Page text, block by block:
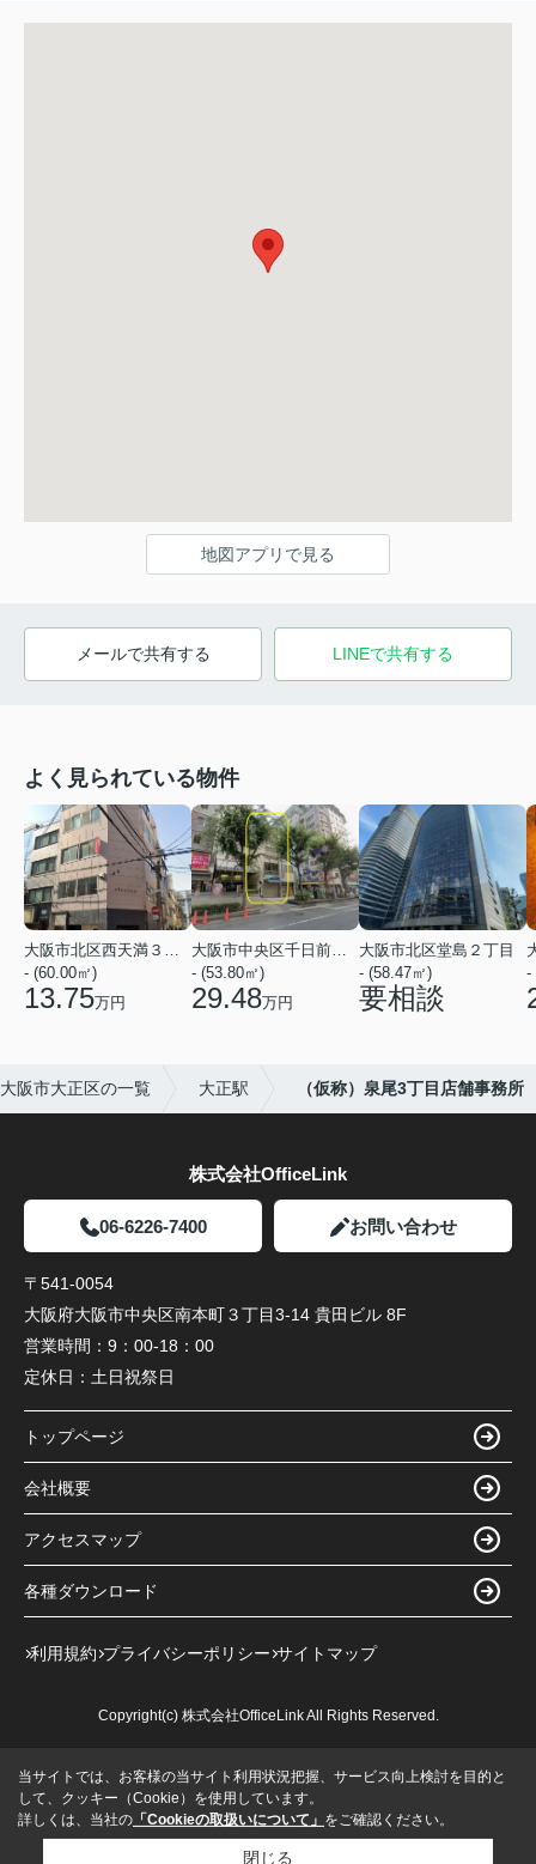
地図アプリで見る
メールで共有する LINEで共有する
よく見られている物件
大阪市北区西天満３丁目
- (60.00㎡)
13.75万円
大阪市中央区千日前１丁目
- (53.80㎡)
29.48万円
大阪市北区堂島２丁目
- (58.47㎡)
要相談
-
阪市大正区の一覧 大正駅 （仮称）泉尾3丁目店舗事務所
株式会社OfficeLink
06-6226-7400 お問い合わせ
〒541-0054
大阪府大阪市中央区南本町３丁目3-14 貴田ビル 8F
営業時間： 9：00-18：00
定休日： 土日祝祭日
トップページ
会社概要
アクセスマップ
各種ダウンロード
利用規約 プライバシーポリシー サイトマップ
Copyright(c) 株式会社OfficeLink All Rights Reserved.
当サイトでは、お客様の当サイト利用状況把握、サービス向上検討を目的と
して、クッキー（Cookie）を使用しています。
詳しくは、当社の 「Cookieの取扱いについて」 をご確認ください。
閉じる